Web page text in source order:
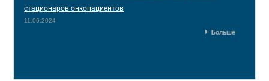
стационаров онкопациентов
11.06.2024
Больше